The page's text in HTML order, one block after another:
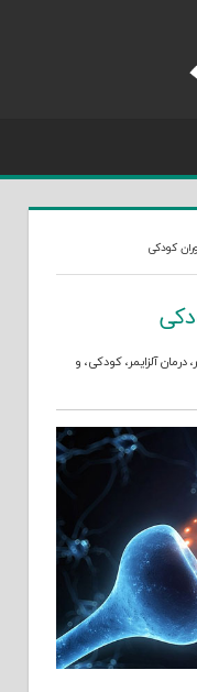
کودکی
،درمان آلزایمر،کودکی، و